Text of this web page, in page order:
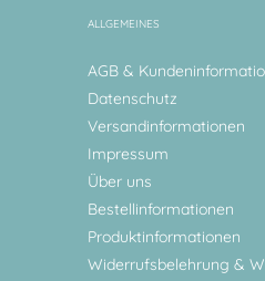
ALLGEMEINES
AGB &
Datenschutz
Versandinformationen
Impressum
Über uns
Bestellinformationen
Produktinformationen
Widerrufsbelehrung &